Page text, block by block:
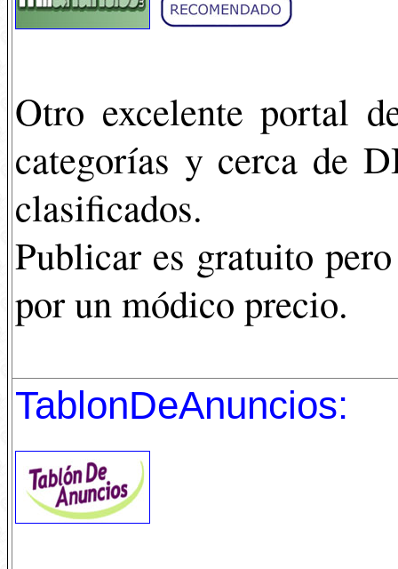
Otro excelente portal
categorías y cerca de
clasificados.
Publicar es gratuito
por un módico precio.
TablonDeAnuncios: